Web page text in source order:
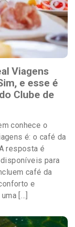
Viagens
e esse é
Clube de
conhece o
é: o café da
resposta é
para
café da
e
[…]